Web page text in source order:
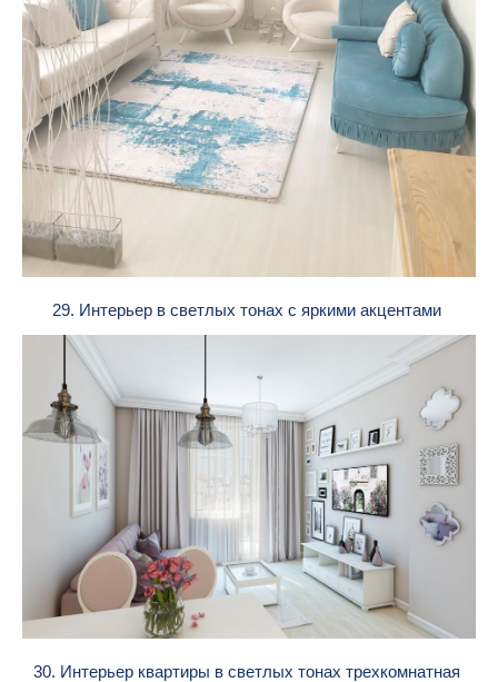
29. Интерьер в светлых тонах с яркими акцентами
30. Интерьер квартиры в светлых тонах трехкомнатная